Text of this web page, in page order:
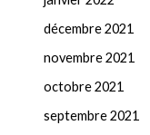
décembre 2021
novembre 2021
octobre 2021
septembre 2021